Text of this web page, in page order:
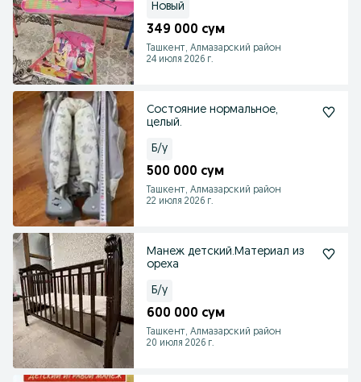
Новый
349 000 сум
Ташкент, Алмазарский район
24 июля 2026 г.
Состояние нормальное,
целый.
Б/у
500 000 сум
Ташкент, Алмазарский район
22 июля 2026 г.
Манеж детский.Материал из
ореха
Б/у
600 000 сум
Ташкент, Алмазарский район
20 июля 2026 г.